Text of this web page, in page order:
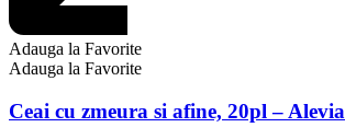
Adauga la Favorite
Adauga la Favorite
Ceai cu zmeura si afine, 20pl – Alevia